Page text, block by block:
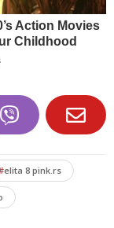
elita 8 pink.rs